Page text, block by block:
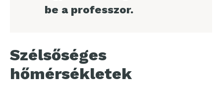
be a professzor.
Szélsőséges
hőmérsékletek